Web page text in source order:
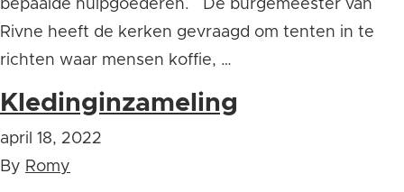
bepaalde hulpgoederen. De burgemeester van
Rivne heeft de kerken gevraagd om tenten in te
richten waar mensen koffie, …
Kledinginzameling
april 18, 2022
By Romy